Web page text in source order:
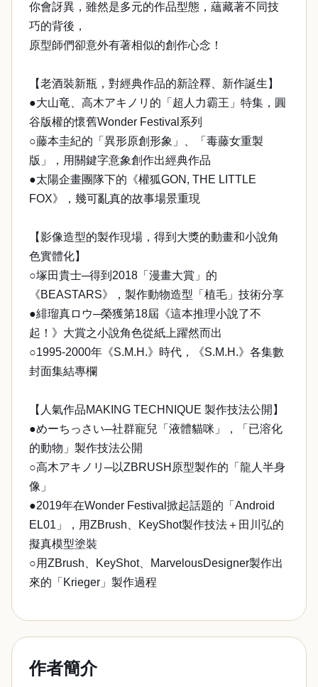
你會訝異，雖然是多元的作品型態，蘊藏著不同技
巧的背後，
原型師們卻意外有著相似的創作心念！
【老酒裝新瓶，對經典作品的新詮釋、新作誕生】
●大山竜、高木アキノリ的「超人力霸王」特集，圓
谷版權的懷舊Wonder Festival系列
○藤本圭紀的「異形原創形象」、「毒藤女重製
版」，用關鍵字意象創作出經典作品
●太陽企畫團隊下的《權狐GON, THE LITTLE
FOX》，幾可亂真的故事場景重現
【影像造型的製作現場，得到大獎的動畫和小說角
色實體化】
○塚田貴士─得到2018「漫畫大賞」的
《BEASTARS》，製作動物造型「植毛」技術分享
●緋瑠真ロウ─榮獲第18屆《這本推理小說了不
起！》大賞之小說角色從紙上躍然而出
○1995-2000年《S.M.H.》時代，《S.M.H.》各集數
封面集結專欄
【人氣作品MAKING TECHNIQUE 製作技法公開】
●めーちっさい─社群寵兒「液體貓咪」，「已溶化
的動物」製作技法公開
○高木アキノリ─以ZBRUSH原型製作的「龍人半身
像」
●2019年在Wonder Festival掀起話題的「Android
EL01」，用ZBrush、KeyShot製作技法＋田川弘的
擬真模型塗裝
○用ZBrush、KeyShot、MarvelousDesigner製作出
來的「Krieger」製作過程
作者簡介